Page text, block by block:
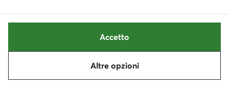
presente Informativa.
I tuoi Dati Personali, tra cui quelli che lasci
visitando i nostri profili nei social media (ad es.
commenti, likes, identificatori online), sono o
possono essere trattati per le seguenti finalità:
a)attività di marketing, di analisi e
Altre opzioni
Accetto